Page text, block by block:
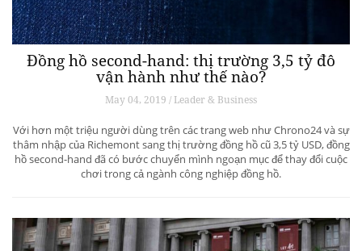
Đồng hồ second-hand: thị trường 3,5 tỷ đô
vận hành như thế nào?
May 04, 2019 / Leader & Business
Với hơn một triệu người dùng trên các trang web như Chrono24 và sự
thâm nhập của Richemont sang thị trường đồng hồ cũ 3,5 tỷ USD, đồng
hồ second-hand đã có bước chuyển mình ngoạn mục để thay đổi cuộc
chơi trong cả ngành công nghiệp đồng hồ.